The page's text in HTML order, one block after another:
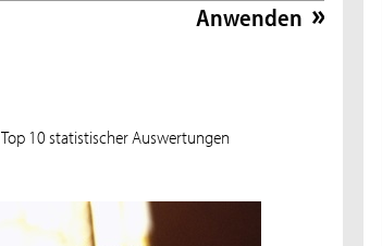
Top 10 statistischer Auswertungen